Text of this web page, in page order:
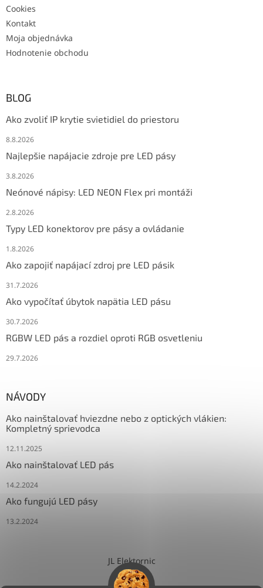
Cookies
Kontakt
Moja objednávka
Hodnotenie obchodu
BLOG
Ako zvoliť IP krytie svietidiel do priestoru
8.8.2026
Najlepšie napájacie zdroje pre LED pásy
3.8.2026
Neónové nápisy: LED NEON Flex pri montáži
2.8.2026
Typy LED konektorov pre pásy a ovládanie
1.8.2026
Ako zapojiť napájací zdroj pre LED pásik
31.7.2026
Ako vypočítať úbytok napätia LED pásu
30.7.2026
RGBW LED pás a rozdiel oproti RGB osvetleniu
29.7.2026
NÁVODY
Ako nainštalovať hviezdne nebo z optických vlákien:
Kompletný sprievodca
12.11.2025
Ako nainštalovať LED pás
14.2.2024
Ako fungujú LED pásy
13.2.2024
JL Elektornic